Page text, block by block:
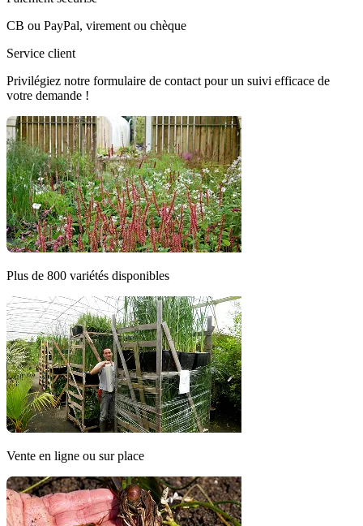
CB ou PayPal, virement ou chèque
Service client
Privilégiez notre formulaire de contact pour un suivi efficace de
votre demande !
Plus de 800 variétés disponibles
Vente en ligne ou sur place